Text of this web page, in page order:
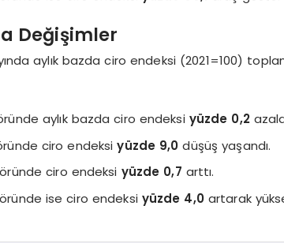
Değişimler
aylık bazda ciro endeksi (2021=100)
aylık bazda ciro endeksi yüzde 0,2
ciro endeksiyüzde 9,0 düşüş yaşandı.
ciro endeksi yüzde 0,7 arttı.
ise ciro endeksi yüzde 4,0artarak